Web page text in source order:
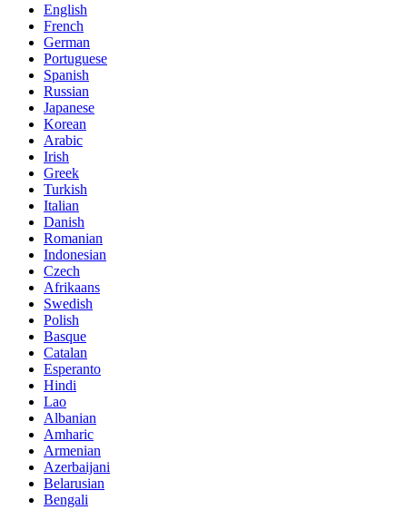
English
French
German
Portuguese
Spanish
Russian
Japanese
Korean
Arabic
Irish
Greek
Turkish
Italian
Danish
Romanian
Indonesian
Czech
Afrikaans
Swedish
Polish
Basque
Catalan
Esperanto
Hindi
Lao
Albanian
Amharic
Armenian
Azerbaijani
Belarusian
Bengali